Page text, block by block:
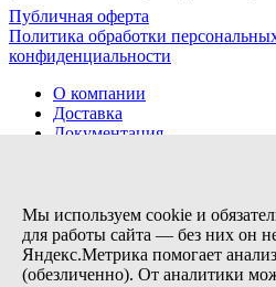
Публичная оферта
Политика обработки
конфиденциальности
О компании
Доставка
Документация
Контакты
Заказов сегодня / Всего
Мы используем cookie и
для работы сайта — без них он
Яндекс.Метрика помогает
(обезличенно). От аналитики